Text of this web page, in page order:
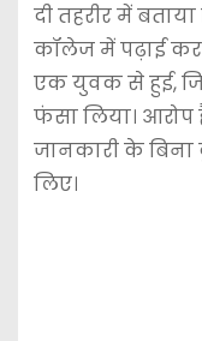
दी तहरीर में बताया
कॉलेज में पढ़ाई कर
एक युवक से हुई,
फंसा लिया।
जानकारी के
लिए।